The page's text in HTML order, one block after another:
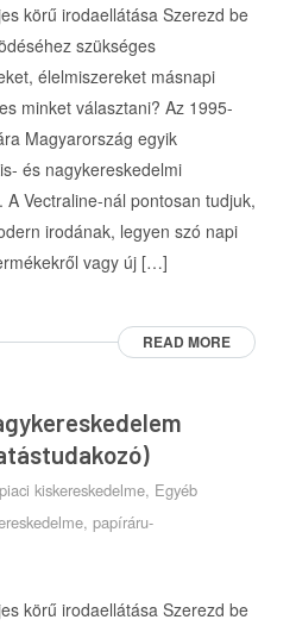
körű irodaellátása Szerezd be
szükséges
élelmiszereket másnapi
minket választani? Az 1995-
Magyarország egyik
és nagykereskedelmi
Vectraline-nál pontosan tudjuk,
irodának, legyen szó napi
vagy új […]
READ MORE
kiskereskedelme, Egyéb
, papíráru-
körű irodaellátása Szerezd be